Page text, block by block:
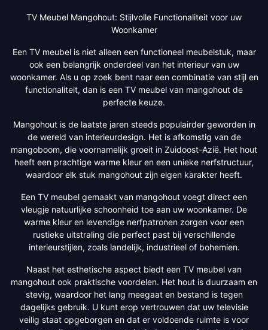
TV Meubel Mangohout: Stijlvolle Functionaliteit voor uw
Woonkamer
Een TV meubel is niet alleen een functioneel meubelstuk, maar
ook een belangrijk onderdeel van het interieur van uw
woonkamer. Als u op zoek bent naar een combinatie van stijl en
functionaliteit, dan is een TV meubel van mangohout de
perfecte keuze.
Mangohout is de laatste jaren steeds populairder geworden in
de wereld van interieurdesign. Het is afkomstig van de
mangoboom, die voornamelijk groeit in Zuidoost-Azië. Het hout
heeft een prachtige warme kleur en een unieke nerfstructuur,
waardoor elk stuk mangohout zijn eigen karakter heeft.
Een TV meubel gemaakt van mangohout voegt direct een
vleugje natuurlijke schoonheid toe aan uw woonkamer. De
warme kleur en levendige nerfpatronen zorgen voor een
rustieke uitstraling die perfect past bij verschillende
interieurstijlen, zoals landelijk, industrieel of bohemien.
Naast het esthetische aspect biedt een TV meubel van
mangohout ook praktische voordelen. Het hout is duurzaam en
stevig, waardoor het lang meegaat en bestand is tegen
dagelijks gebruik. U kunt erop vertrouwen dat uw televisie
veilig staat opgeborgen en dat er voldoende ruimte is voor